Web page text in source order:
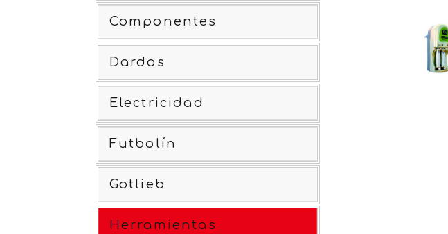
Componentes
Dardos
Electricidad
Futbolín
Gotlieb
Herramientas